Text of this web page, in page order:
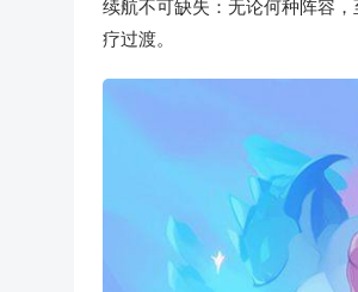
续航不可缺失：无论何种阵容
疗过渡。